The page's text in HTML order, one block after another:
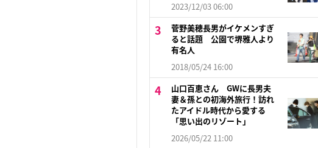
2023/12/03 06:00
菅野美穂長男がイケメンすぎ
ると話題 公園で堺雅人より
有名人
2018/05/24 16:00
山口百恵さん GWに長男夫
妻＆孫との初海外旅行！訪れ
たアイドル時代から愛する
「思い出のリゾート」
2026/05/22 11:00